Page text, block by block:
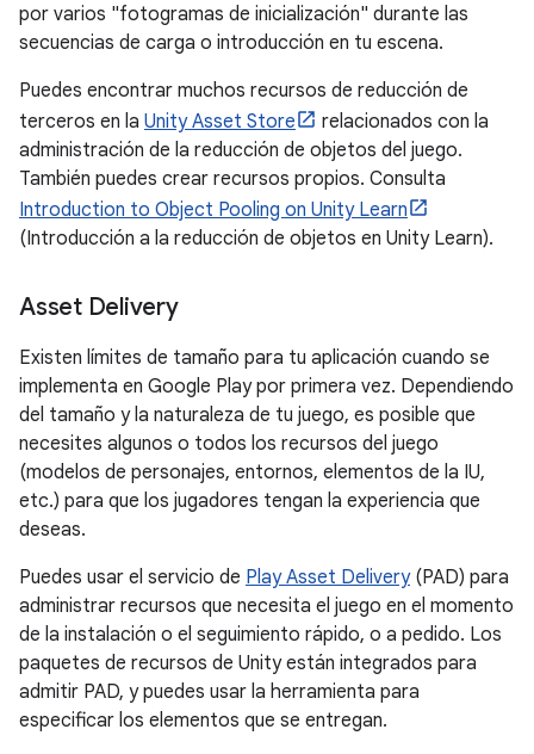
por varios "fotogramas de inicialización" durante las
secuencias de carga o introducción en tu escena.
Puedes encontrar muchos recursos de reducción de
terceros en la Unity Asset Store
relacionados con la
administración de la reducción de objetos del juego.
También puedes crear recursos propios. Consulta
Introduction to Object Pooling on Unity Learn
(Introducción a la reducción de objetos en Unity Learn).
Asset Delivery
Existen límites de tamaño para tu aplicación cuando se
implementa en Google Play por primera vez. Dependiendo
del tamaño y la naturaleza de tu juego, es posible que
necesites algunos o todos los recursos del juego
(modelos de personajes, entornos, elementos de la IU,
etc.) para que los jugadores tengan la experiencia que
deseas.
Puedes usar el servicio de Play Asset Delivery(PAD) para
administrar recursos que necesita el juego en el momento
de la instalación o el seguimiento rápido, o a pedido. Los
paquetes de recursos de Unity están integrados para
admitir PAD, y puedes usar la herramienta para
especificar los elementos que se entregan.